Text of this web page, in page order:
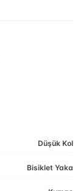
Düşük Kol
Bisiklet Yaka